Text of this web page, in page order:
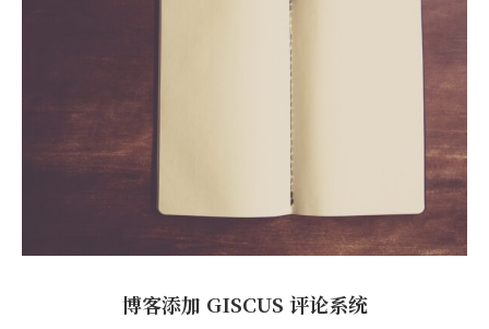
博客添加 GISCUS 评论系统